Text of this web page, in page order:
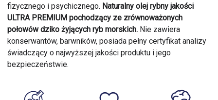
fizycznego i psychicznego. Naturalny olej rybny jakości
ULTRA PREMIUM pochodzący ze zrównoważonych
połowów dziko żyjących ryb morskich. Nie zawiera
konserwantów, barwników, posiada pełny certyfikat analizy
świadczący o najwyższej jakości produktu i jego
bezpieczeństwie.